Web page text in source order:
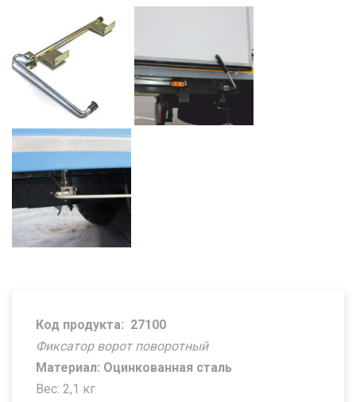
Код продукта: 27100
Фиксатор ворот поворотный
Материал: Оцинкованная сталь
Вес: 2,1 кг